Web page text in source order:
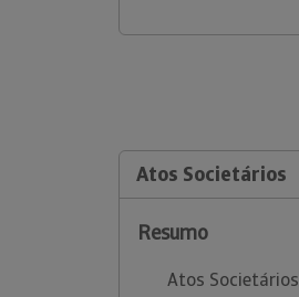
Atos Societários
Resumo
Atos Societários